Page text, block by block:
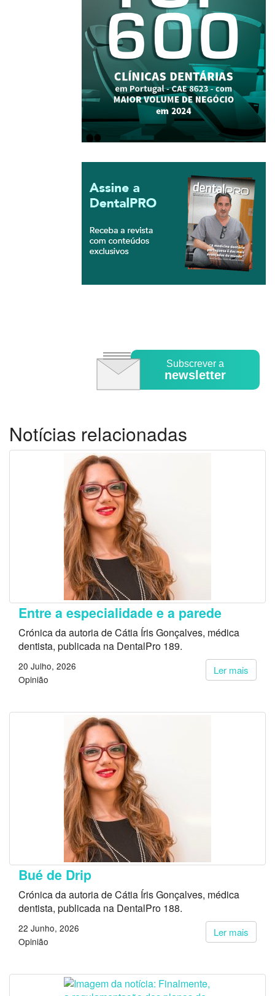
Subscrever a
newsletter
Notícias relacionadas
Entre a especialidade e a parede
Crónica da autoria de Cátia Íris Gonçalves, médica
dentista, publicada na DentalPro 189.
Ler mais
20 Julho, 2026
Opinião
Bué de Drip
Crónica da autoria de Cátia Íris Gonçalves, médica
dentista, publicada na DentalPro 188.
Ler mais
22 Junho, 2026
Opinião